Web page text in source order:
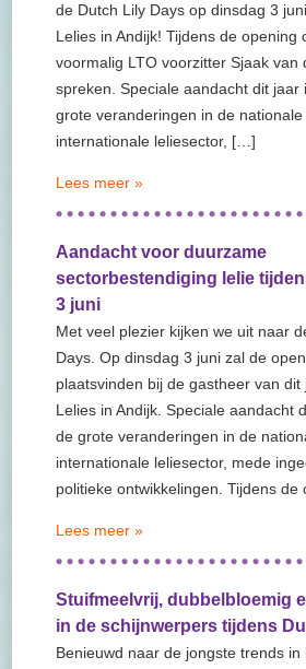
de Dutch Lily Days op dinsdag 3
Lelies in Andijk! Tijdens de opening
voormalig LTO voorzitter Sjaak van
spreken. Speciale aandacht dit jaar
grote veranderingen in de nationale
internationale leliesector, […]
Lees meer »
Aandacht voor duurzame
sectorbestendiging lelie
3 juni
Met veel plezier kijken we uit naar
Days. Op dinsdag 3 juni zal de
plaatsvinden bij de gastheer van dit
Lelies in Andijk. Speciale aandacht
de grote veranderingen in de
internationale leliesector, mede
politieke ontwikkelingen. Tijdens
Lees meer »
Stuifmeelvrij, dubbelbloemig
in de schijnwerpers tijdens
Benieuwd naar de jongste trends in